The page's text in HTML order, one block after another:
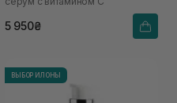
5 950₴
ВЫБОР ИЛОНЫ